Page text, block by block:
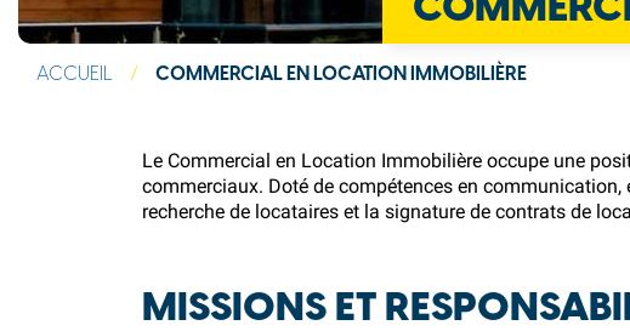
ACCUEIL / COMMERCIAL EN LOCATION IMMOBILIÈRE
Le Commercial en Location Immobilière occupe une
commerciaux. Doté de compétences en
recherche de locataires et la signature de contrats de
MISSIONS ET